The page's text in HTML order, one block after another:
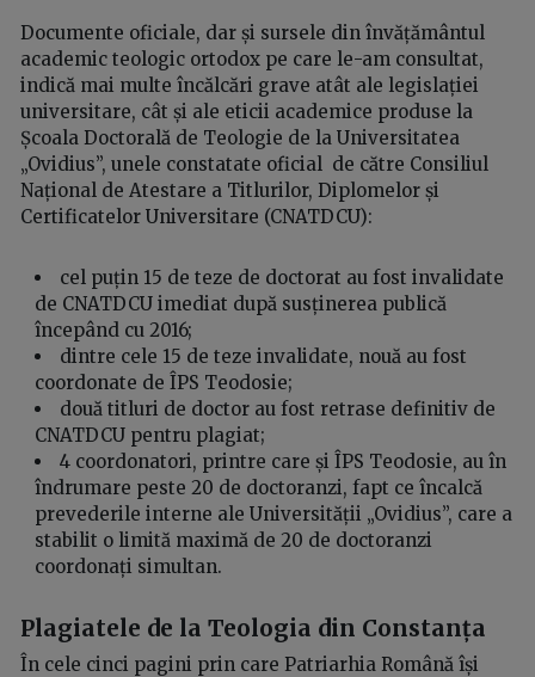
Documente oficiale, dar și sursele din învățământul
academic teologic ortodox pe care le-am consultat,
indică mai multe încălcări grave atât ale legislației
universitare, cât și ale eticii academice produse la
Școala Doctorală de Teologie de la Universitatea
„Ovidius”, unele constatate oficial de către Consiliul
Național de Atestare a Titlurilor, Diplomelor și
Certificatelor Universitare (CNATDCU):
cel puțin 15 de teze de doctorat au fost invalidate
de CNATDCU imediat după susținerea publică
începând cu 2016;
dintre cele 15 de teze invalidate, nouă au fost
coordonate de ÎPS Teodosie;
două titluri de doctor au fost retrase definitiv de
CNATDCU pentru plagiat;
4 coordonatori, printre care și ÎPS Teodosie, au în
îndrumare peste 20 de doctoranzi, fapt ce încalcă
prevederile interne ale Universității „Ovidius”, care a
stabilit o limită maximă de 20 de doctoranzi
coordonați simultan.
Plagiatele de la Teologia din Constanța
În cele cinci pagini prin care Patriarhia Română își